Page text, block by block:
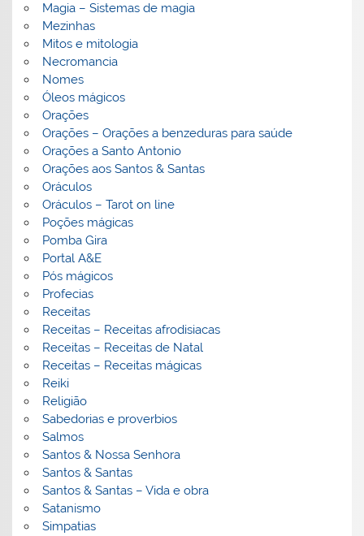
Magia – Sistemas de magia
Mezinhas
Mitos e mitologia
Necromancia
Nomes
Óleos mágicos
Orações
Orações – Orações a benzeduras para saúde
Orações a Santo Antonio
Orações aos Santos & Santas
Oráculos
Oráculos – Tarot on line
Poções mágicas
Pomba Gira
Portal A&E
Pós mágicos
Profecias
Receitas
Receitas – Receitas afrodisiacas
Receitas – Receitas de Natal
Receitas – Receitas mágicas
Reiki
Religião
Sabedorias e proverbios
Salmos
Santos & Nossa Senhora
Santos & Santas
Santos & Santas – Vida e obra
Satanismo
Simpatias